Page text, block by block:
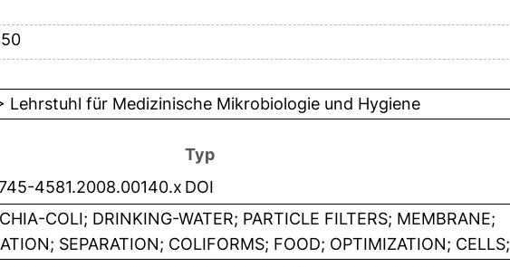
Lehrstuhl für Medizinische Mikrobiologie und Hygiene
Typ
4581.2008.00140.x DOI
COLI; DRINKING-WATER; PARTICLE FILTERS; MEMBRANE;
SEPARATION; COLIFORMS; FOOD; OPTIMIZATION; CELLS;